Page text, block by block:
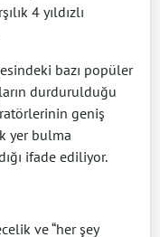
4 yıldızlı
bazı popüler
durdurulduğu
geniş
yer bulma
ifade ediliyor.
ve “her şey